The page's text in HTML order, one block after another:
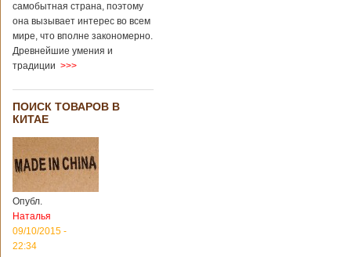
самобытная страна, поэтому
она вызывает интерес во всем
мире, что вполне закономерно.
Древнейшие умения и
традиции >>>
ПОИСК ТОВАРОВ В
КИТАЕ
Опубл.
Наталья
09/10/2015 -
22:34